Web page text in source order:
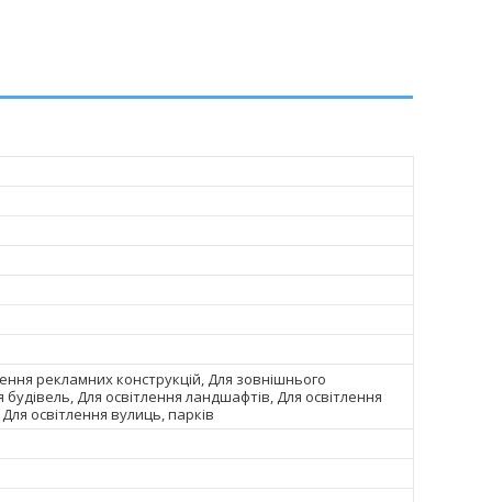
рекламних конструкцій, Для зовнішнього
будівель, Для освітлення ландшафтів, Для освітлення
освітлення вулиць, парків